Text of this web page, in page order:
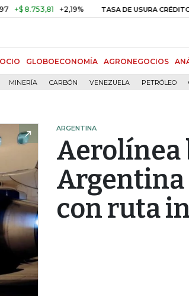
+2,19% TASA DE USURA CRÉDITO
OCIO GLOBOECONOMÍA AGRONEGOCIOS
MINERÍA CARBÓN VENEZUELA PETRÓLEO
ARGENTINA
Aerolínea
Argentina
con ruta